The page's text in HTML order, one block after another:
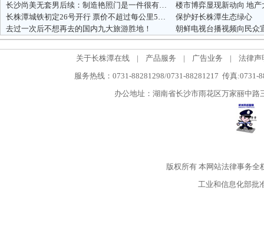
长沙尚美无套男后续：制造艳照门是一件很有趣的事情
长株潭城铁初定26号开行 票价不超过每公里5毛钱
保护好长株潭生态绿心
去过一次后不想再去的国内九大旅游胜地！
朝鲜电视台播视频向民众
关于长株潭在线 | 产品服务 | 广告业务 |
法律声
服务热线：0731-88281298/0731-88281217 传真:0731-
办公地址：湖南省长沙市雨花区万家丽中
版权所有本网站法律事务全
工业和信息化部批